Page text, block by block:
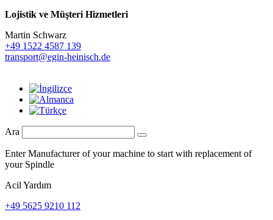
Lojistik ve Müşteri Hizmetleri
Martin Schwarz
+49 1522 4587 139
transport@egin-heinisch.de
Ara
Enter Manufacturer of your machine to start with replacement of
your Spindle
Acil Yardım
+49 5625 9210 112